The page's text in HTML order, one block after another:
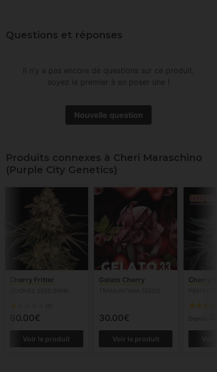
Questions et réponses
Il n’y a pas encore de questions sur ce produit,
soyez le premier à en poser une !
Nouvelle question
Produits connexes à Cheri Maraschino
(Purple City Genetics)
Cherry Fritter
(1)
60.00€
Voir le produit
Gelato Cherry
30.00€
Voir le produit
Cherry
Depuis